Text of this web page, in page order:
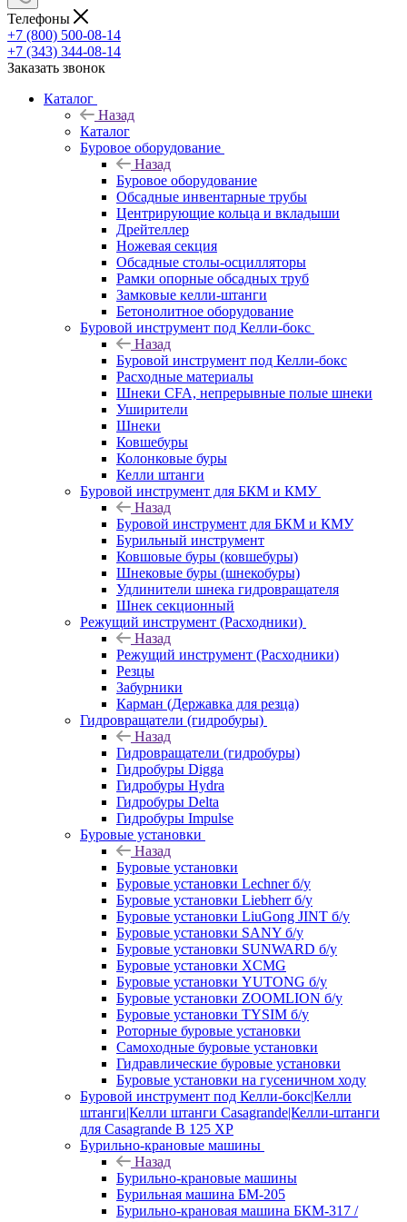
Телефоны
+7 (800) 500-08-14
+7 (343) 344-08-14
Заказать звонок
Каталог
Назад
Каталог
Буровое оборудование
Назад
Буровое оборудование
Обсадные инвентарные трубы
Центрирующие кольца и вкладыши
Дрейтеллер
Ножевая секция
Обсадные столы-осцилляторы
Рамки опорные обсадных труб
Замковые келли-штанги
Бетонолитное оборудование
Буровой инструмент под Келли-бокс
Назад
Буровой инструмент под Келли-бокс
Расходные материалы
Шнеки CFA, непрерывные полые шнеки
Уширители
Шнеки
Ковшебуры
Колонковые буры
Келли штанги
Буровой инструмент для БКМ и КМУ
Назад
Буровой инструмент для БКМ и КМУ
Бурильный инструмент
Ковшовые буры (ковшебуры)
Шнековые буры (шнекобуры)
Удлинители шнека гидровращателя
Шнек секционный
Режущий инструмент (Расходники)
Назад
Режущий инструмент (Расходники)
Резцы
Забурники
Карман (Державка для резца)
Гидровращатели (гидробуры)
Назад
Гидровращатели (гидробуры)
Гидробуры Digga
Гидробуры Hydra
Гидробуры Delta
Гидробуры Impulse
Буровые установки
Назад
Буровые установки
Буровые установки Lechner б/у
Буровые установки Liebherr б/у
Буровые установки LiuGong JINT б/у
Буровые установки SANY б/у
Буровые установки SUNWARD б/у
Буровые установки XCMG
Буровые установки YUTONG б/у
Буровые установки ZOOMLION б/у
Буровые установки TYSIM б/у
Роторные буровые установки
Самоходные буровые установки
Гидравлические буровые установки
Буровые установки на гусеничном ходу
Буровой инструмент под Келли-бокс|Келли
штанги|Келли штанги Casagrande|Келли-штанги
для Casagrande B 125 XP
Бурильно-крановые машины
Назад
Бурильно-крановые машины
Бурильная машина БМ-205
Бурильно-крановая машина БКМ-317 /